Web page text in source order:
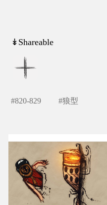
↡Shareable
#820-829 #狼型